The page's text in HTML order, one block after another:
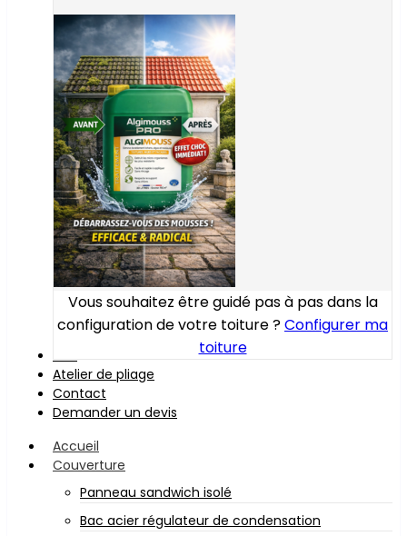
Vous souhaitez être guidé pas à pas dans la
configuration de votre toiture ?Configurer ma
toiture
Atelier de pliage
Contact
Demander un devis
Accueil
Couverture
Panneau sandwich isolé
Bac acier régulateur de condensation